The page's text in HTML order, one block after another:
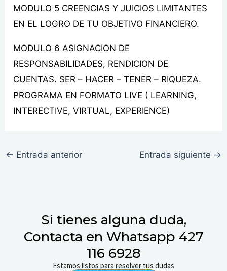
MODULO 5 CREENCIAS Y JUICIOS LIMITANTES
EN EL LOGRO DE TU OBJETIVO FINANCIERO.
MODULO 6 ASIGNACION DE
RESPONSABILIDADES, RENDICION DE
CUENTAS. SER – HACER – TENER – RIQUEZA.
PROGRAMA EN FORMATO LIVE ( LEARNING,
INTERECTIVE, VIRTUAL, EXPERIENCE)
← Entrada anterior Entrada siguiente →
Si tienes alguna duda,
Contacta en Whatsapp 427
116 6928
Estamos listos para resolver tus dudas